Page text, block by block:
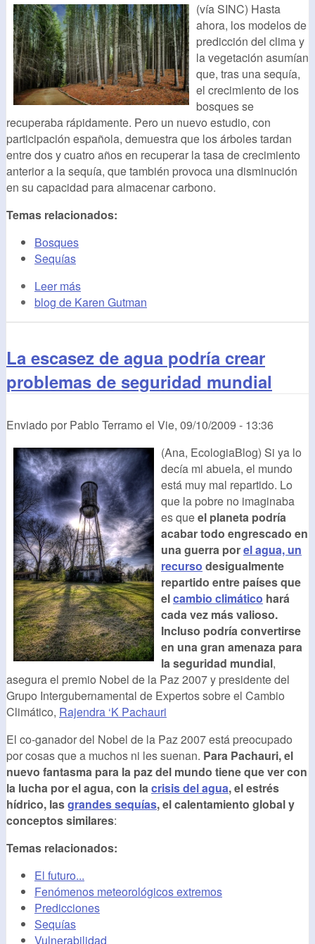
(vía SINC) Hasta
ahora, los modelos de
predicción del clima y
la vegetación asumían
que, tras una sequía,
el crecimiento de los
bosques se
recuperaba rápidamente. Pero un nuevo estudio, con
participación española, demuestra que los árboles tardan
entre dos y cuatro años en recuperar la tasa de crecimiento
anterior a la sequía, que también provoca una disminución
en su capacidad para almacenar carbono.
Temas relacionados:
Bosques
Sequías
Leer más
blog de Karen Gutman
La escasez de agua podría crear
problemas de seguridad mundial
Enviado por Pablo Terramo el Vie, 09/10/2009 - 13:36
(Ana, EcologiaBlog) Si ya lo
decía mi abuela, el mundo
está muy mal repartido. Lo
que la pobre no imaginaba
es queel planeta podría
acabar todo engrescado en
una guerra porel agua, un
recurso desigualmente
repartido entre países que
elcambio climático hará
cada vez más valioso.
Incluso podría convertirse
en una gran amenaza para
la seguridad mundial,
asegura el premio Nobel de la Paz 2007 y presidente del
Grupo Intergubernamental de Expertos sobre el Cambio
Climático, Rajendra ‘K Pachauri
El co-ganador del Nobel de la Paz 2007 está preocupado
por cosas que a muchos ni les suenan. Para Pachauri, el
nuevo fantasma para la paz del mundo tiene que ver con
la lucha por el agua, con lacrisis del agua, el estrés
hídrico, lasgrandes sequías, el calentamiento global y
conceptos similares:
Temas relacionados:
El futuro...
Fenómenos meteorológicos extremos
Predicciones
Sequías
Vulnerabilidad